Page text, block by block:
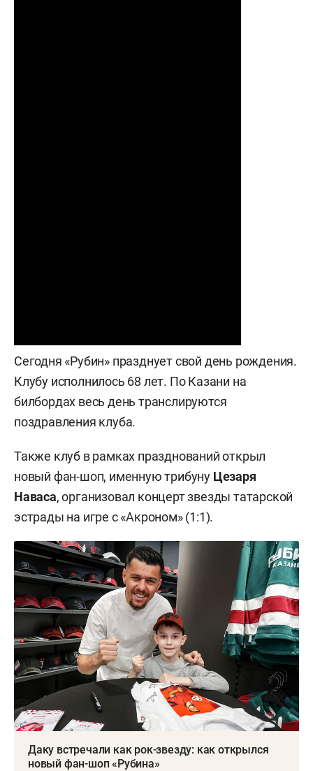
Сегодня «Рубин» празднует свой день рождения.
Клубу исполнилось 68 лет. По Казани на
билбордах весь день транслируются
поздравления клуба.
Также клуб в рамках празднований открыл
новый фан-шоп, именную трибуну Цезаря
Наваса, организовал концерт звезды татарской
эстрады на игре с «Акроном» (1:1).
Даку встречали как рок-звезду: как открылся
новый фан-шоп «Рубина»